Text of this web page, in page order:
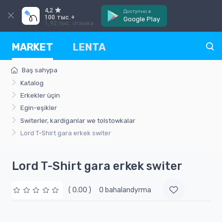
4,2
100 тыс.+
1,92 тыс. отзыва
Доступно в
Google Play
MARKET LENTA
Baş sahypa
Katalog
Erkekler üçin
Egin-eşikler
Switerler, kardiganlar we tolstowkalar
Lord T-Shirt gara erkek switer
Lord T-Shirt gara erkek switer
( 0.00 ) 0 bahalandyrma